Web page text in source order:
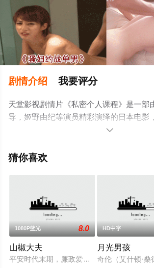
剧情介绍 我要评分
天堂影视剧情片《私密个人课程》是一部
导，姬野由纪等演员精彩演绎的日本电影
高清无删减完整版电影就上天堂电影网，

猜你喜欢
1080P蓝光 8.0
山椒大夫
平安时代末期，廉政爱民的岩城父母官平正
HD中字
月光男孩
奇伦（艾什顿·